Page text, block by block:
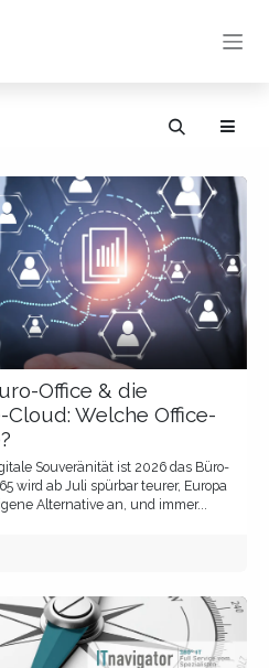
Office & die
Welche Office-
Souveränität ist 2026 das Büro-
wird ab Juli spürbar teurer, Europa
Alternative an, und immer...